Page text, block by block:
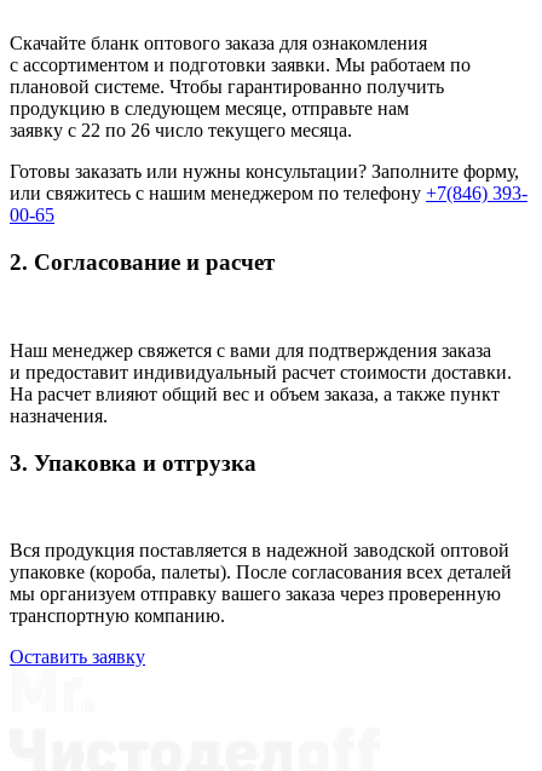
Скачайте бланк оптового заказа для ознакомления
с ассортиментом и подготовки заявки. Мы работаем по
плановой системе. Чтобы гарантированно получить
продукцию в следующем месяце, отправьте нам
заявку с 22 по 26 число текущего месяца.
Готовы заказать или нужны консультации? Заполните форму,
или свяжитесь с нашим менеджером по телефону +7(846) 393-
00-65
2. Согласование и расчет
Наш менеджер свяжется с вами для подтверждения заказа
и предоставит индивидуальный расчет стоимости доставки.
На расчет влияют общий вес и объем заказа, а также пункт
назначения.
3. Упаковка и отгрузка
Вся продукция поставляется в надежной заводской оптовой
упаковке (короба, палеты). После согласования всех деталей
мы организуем отправку вашего заказа через проверенную
транспортную компанию.
Оставить заявку